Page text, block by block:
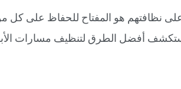
نظافتهم هو المفتاح للحفاظ على كل
أفضل الطرق لتنظيف مسارات